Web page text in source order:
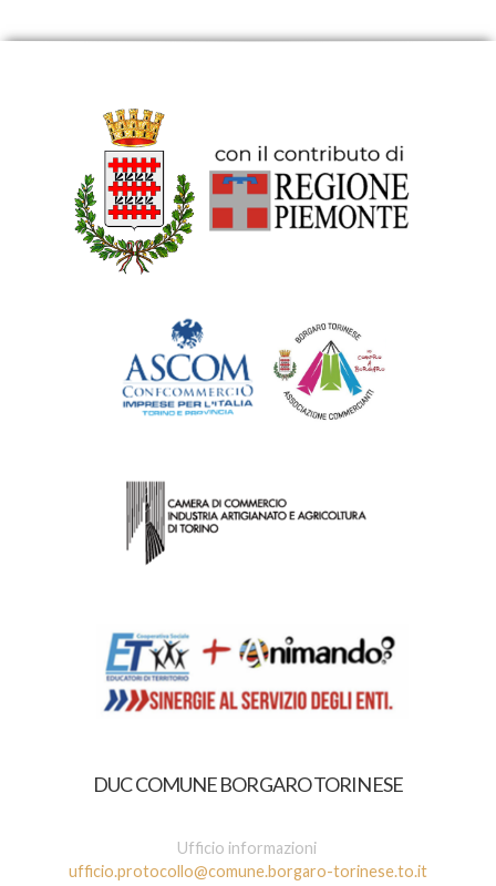
DUC COMUNE BORGARO TORINESE
Ufficio informazioni
ufficio.protocollo@comune.borgaro-torinese.to.it